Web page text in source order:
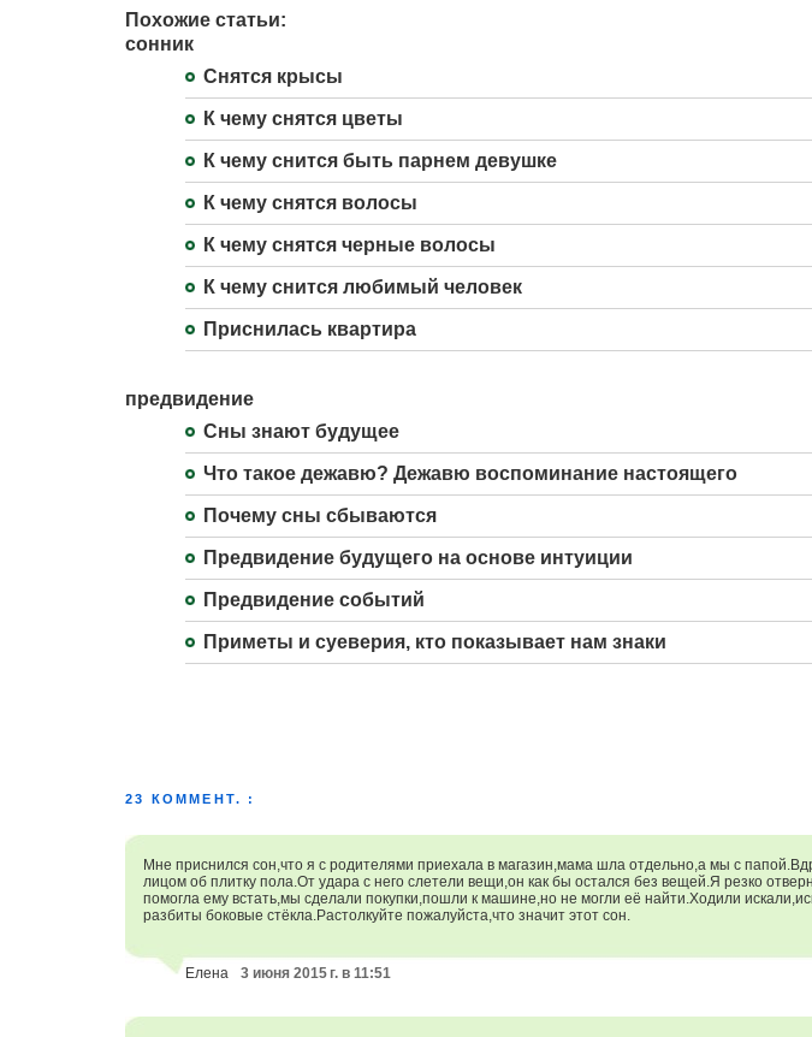
Похожие статьи:
сонник
Снятся крысы
К чему снятся цветы
К чему снится быть парнем девушке
К чему снятся волосы
К чему снятся черные волосы
К чему снится любимый человек
Приснилась квартира
предвидение
Сны знают будущее
Что такое дежавю? Дежавю воспоминание настоящего
Почему сны сбываются
Предвидение будущего на основе интуиции
Предвидение событий
Приметы и суеверия, кто показывает нам знаки
23 КОММЕНТ. :
Мне приснился сон,что я с родителями приехала в магазин,мама шла отдельно,а мы с
лицом об плитку пола.От удара с него слетели вещи,он как бы остался без вещей.Я резко
помогла ему встать,мы сделали покупки,пошли к машине,но не могли её найти.Ходили
разбиты боковые стёкла.Растолкуйте пожалуйста,что значит этот сон.
Елена 3 июня 2015 г. в 11:51